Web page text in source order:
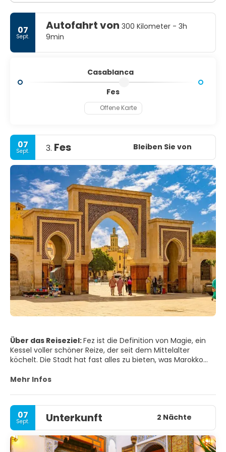
07
Sept.
Autofahrt von 300 Kilometer - 3h
9min
Casablanca
Fes
Offene Karte
07
Sept. 3. Fes Bleiben Sie von
Über das Reiseziel:Fez ist die Definition von Magie, ein
Kessel voller schöner Reize, der seit dem Mittelalter
köchelt. Die Stadt hat fast alles zu bieten, was Marokko
Messingblechen, das Gackern von Hühnern, die überall
Gespräche, die tiefen Stimmen der Gebete, die von
einem Minarett zum anderen weitergegeben werden,
junge Frauen, die Tabletts mit gerolltem Teig auf ihren
Köpfen balancieren, Menschenmengen in den engsten
Straßen, die verlockenden Aromen von Brochettes auf
offenen Grills, der süße Duft von Zedernspänen und frisch
Mehr Infos
07
Sept. Unterkunft 2 Nächte